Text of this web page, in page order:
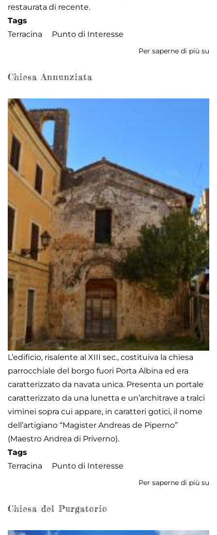
restaurata di recente.
Tags
Terracina
Punto di Interesse
Per saperne di più su
Chiesa Annunziata
L’edificio, risalente al XIII sec., costituiva la chiesa
parrocchiale del borgo fuori Porta Albina ed era
caratterizzato da navata unica. Presenta un portale
caratterizzato da una lunetta e un’architrave a tralci
viminei sopra cui appare, in caratteri gotici, il nome
dell’artigiano “Magister Andreas de Piperno”
(Maestro Andrea di Priverno).
Tags
Terracina
Punto di Interesse
Per saperne di più su
Chiesa del Purgatorio